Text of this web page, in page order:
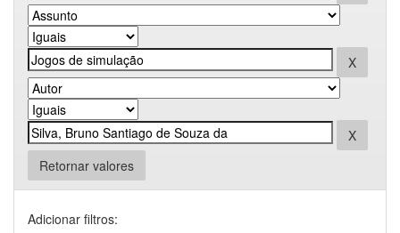
Retornar valores
Adicionar filtros: